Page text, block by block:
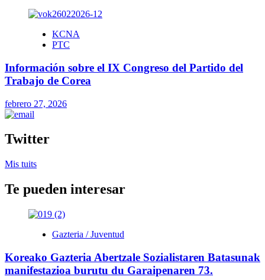
KCNA
PTC
Información sobre el IX Congreso del Partido del
Trabajo de Corea
febrero 27, 2026
Twitter
Mis tuits
Te pueden interesar
Gazteria / Juventud
Koreako Gazteria Abertzale Sozialistaren Batasunak
manifestazioa burutu du Garaipenaren 73.